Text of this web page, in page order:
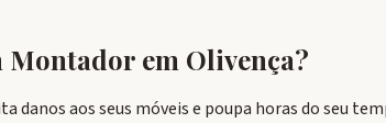
Montador em Olivença?
aos seus móveis e poupa horas do seu